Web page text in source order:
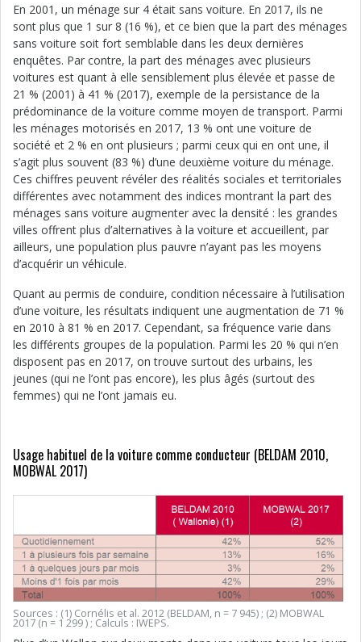
En 2001, un ménage sur 4 était sans voiture. En 2017, ils ne
sont plus que 1 sur 8 (16 %), et ce bien que la part des ménages
sans voiture soit fort semblable dans les deux dernières
enquêtes. Par contre, la part des ménages avec plusieurs
voitures est quant à elle sensiblement plus élevée et passe de
21 % (2001) à 41 % (2017), exemple de la persistance de la
prédominance de la voiture comme moyen de transport. Parmi
les ménages motorisés en 2017, 13 % ont une voiture de
société et 2 % en ont plusieurs ; parmi ceux qui en ont une, il
s’agit plus souvent (83 %) d’une deuxième voiture du ménage.
Ces chiffres peuvent révéler des réalités sociales et territoriales
différentes avec notamment des indices montrant la part des
ménages sans voiture augmenter avec la densité : les grandes
villes offrent plus d’alternatives à la voiture et accueillent, par
ailleurs, une population plus pauvre n’ayant pas les moyens
d’acquérir un véhicule.
Quant au permis de conduire, condition nécessaire à l’utilisation
d’une voiture, les résultats indiquent une augmentation de 71 %
en 2010 à 81 % en 2017. Cependant, sa fréquence varie dans
les différents groupes de la population. Parmi les 20 % qui n’en
disposent pas en 2017, on trouve surtout des urbains, les
jeunes (qui ne l’ont pas encore), les plus âgés (surtout des
femmes) qui ne l’ont jamais eu.
Usage habituel de la voiture comme conducteur (BELDAM 2010,
MOBWAL 2017)
Sources : (1) Cornélis et al. 2012 (BELDAM, n = 7 945) ; (2) MOBWAL
2017 (n = 1 299 ) ; Calculs : IWEPS.